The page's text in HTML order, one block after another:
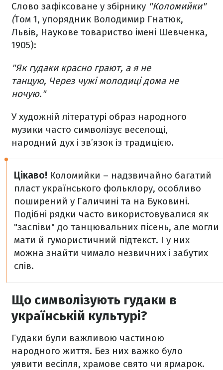
Слово зафіксоване у збірнику "Коломийки"
(Том 1, упорядник Володимир Гнатюк,
Львів, Наукове товариство імені Шевченка,
1905):
"Як гудаки красно грают, а я не
танцую, Через чужі молодиці дома не
ночую."
У художній літературі образ народного
музики часто символізує веселощі,
народний дух і зв’язок із традицією.
Цікаво! Коломийки – надзвичайно багатий
пласт українського фольклору, особливо
поширений у Галичині та на Буковині.
Подібні рядки часто використовувалися як
"заспіви" до танцювальних пісень, але могли
мати й гумористичний підтекст. І у них
можна знайти чимало незвичних і забутих
слів.
Що символізують гудаки в
українській культурі?
Гудаки були важливою частиною
народного життя. Без них важко було
уявити весілля, храмове свято чи ярмарок.